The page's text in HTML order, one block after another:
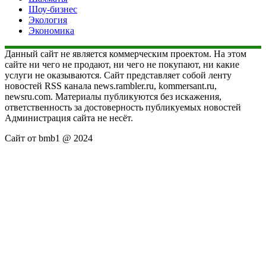
Шоу-бизнес
Экология
Экономика
Данный сайт не является коммерческим проектом. На этом
сайте ни чего не продают, ни чего не покупают, ни какие
услуги не оказываются. Сайт представляет собой ленту
новостей RSS канала news.rambler.ru, kommersant.ru,
newsru.com. Материалы публикуются без искажения,
ответственность за достоверность публикуемых новостей
Администрация сайта не несёт.
Сайт от bmb1 @ 2024